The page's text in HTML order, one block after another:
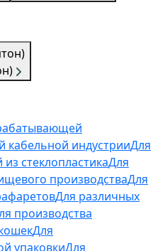
кабельной индустрииДля
стеклопластикаДля
производстваДля
Для различных
производства
Для
упаковкиДля